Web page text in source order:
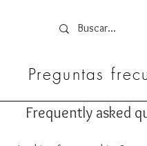
Preguntas
Frequently asked